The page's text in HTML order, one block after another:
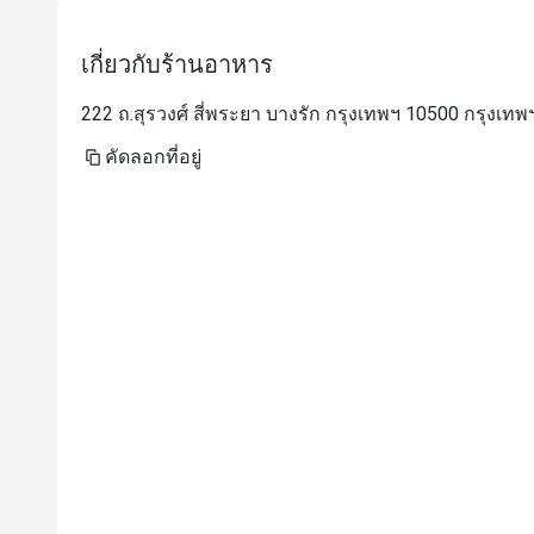
เกี่ยวกับร้านอาหาร
222 ถ.สุรวงศ์ สี่พระยา บางรัก กรุงเทพฯ 10500 กรุงเทพ
คัดลอกที่อยู่